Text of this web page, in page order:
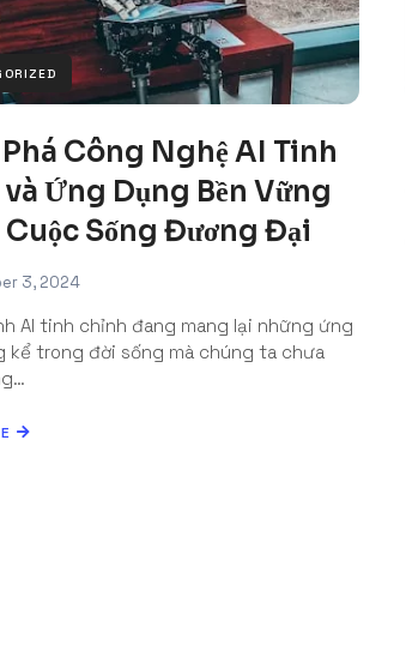
Công Nghệ AI Tinh
Ứng Dụng Bền Vững
Sống Đương Đại
3, 2024
AI tinh chỉnh đang mang lại những ứng
kể trong đời sống mà chúng ta chưa